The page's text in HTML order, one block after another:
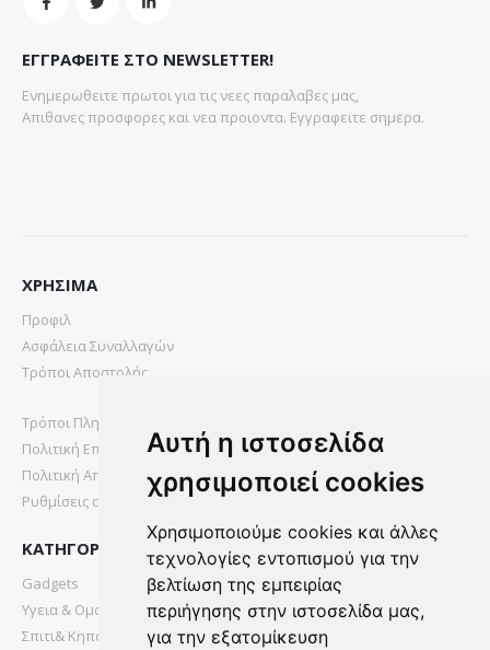
Αυτή η ιστοσελίδα
χρησιμοποιεί cookies
Χρησιμοποιούμε cookies και άλλες
τεχνολογίες εντοπισμού για την
βελτίωση της εμπειρίας
περιήγησης στην ιστοσελίδα μας,
για την εξατομίκευση
ΕΓΓΡΑΦΕΙΤΕ ΣΤΟ NEWSLETTER!
Ενημερωθειτε πρωτοι για τις νεες παραλαβες μας,
Απιθανες προσφορες και νεα προιοντα. Εγγραφειτε σημερα.
ΧΡΗΣΙΜΑ
Προφιλ
Ασφάλεια Συναλλαγών
Τρόποι Αποστολής
Τρόποι Πληρωμής
Πολιτική Επιστροφών
Πολιτική Απορρήτου
Ρυθμίσεις cookies
ΚΑΤΗΓΟΡΙΕΣ
Gadgets
Υγεια & Ομορφια
Σπιτι& Κηπος